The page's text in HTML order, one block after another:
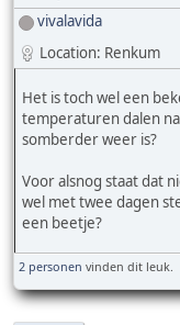
vivalavida
Location: Renkum
Het is toch wel een
temperaturen dalen
somberder weer is?
Voor alsnog staat dat
wel met twee dagen
een beetje?
2 personen vinden dit leuk.